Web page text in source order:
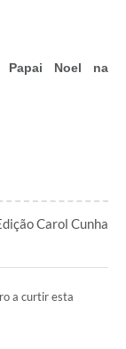
Papai Noel na
Carol Cunha
a curtir esta